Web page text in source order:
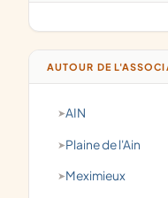
AUTOUR DE
AIN
Plaine de l'Ain
Meximieux